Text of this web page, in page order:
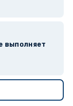
выполняет